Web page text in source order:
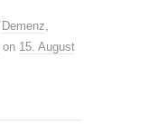
Demenz
on 15. August